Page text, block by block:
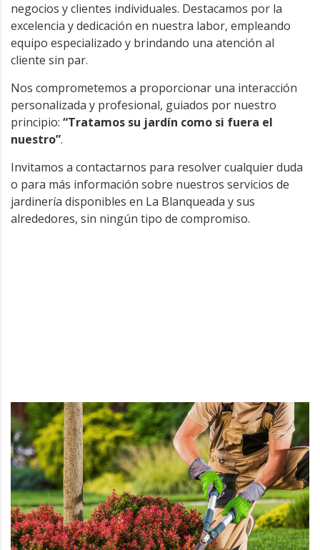
negocios y clientes individuales. Destacamos por la
excelencia y dedicación en nuestra labor, empleando
equipo especializado y brindando una atención al
cliente sin par.
Nos comprometemos a proporcionar una interacción
personalizada y profesional, guiados por nuestro
principio: “Tratamos su jardín como si fuera el
nuestro”.
Invitamos a contactarnos para resolver cualquier duda
o para más información sobre nuestros servicios de
jardinería disponibles en La Blanqueada y sus
alrededores, sin ningún tipo de compromiso.